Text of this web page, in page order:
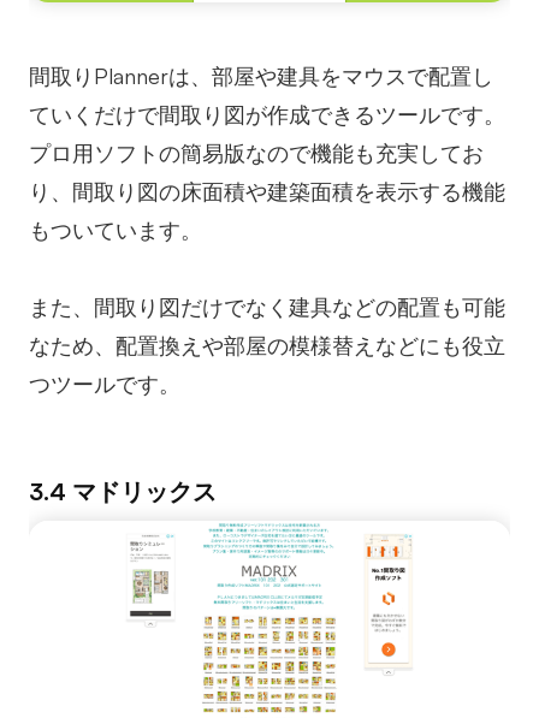
間取りPlannerは、部屋や建具をマウスで配置し
ていくだけで間取り図が作成できるツールです。
プロ用ソフトの簡易版なので機能も充実してお
り、間取り図の床面積や建築面積を表示する機能
もついています。
また、間取り図だけでなく建具などの配置も可能
なため、配置換えや部屋の模様替えなどにも役立
つツールです。
3.4 マドリックス